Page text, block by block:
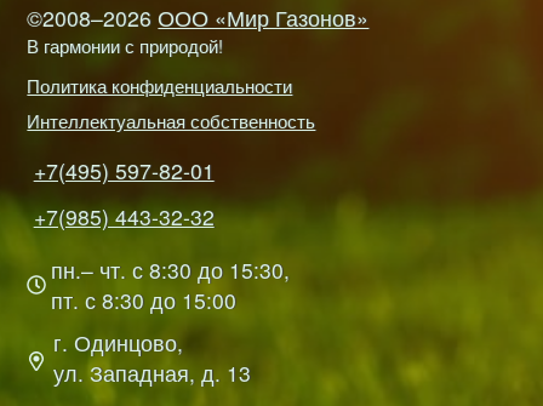
©2008–2026 ООО «Мир Газонов»
В гармонии с природой!
Политика конфиденциальности
Интеллектуальная собственность
+7(495) 597-82-01
+7(985) 443-32-32
пн.– чт. с 8:30 до 15:30,
пт. с 8:30 до 15:00
г. Одинцово,
ул. Западная, д. 13